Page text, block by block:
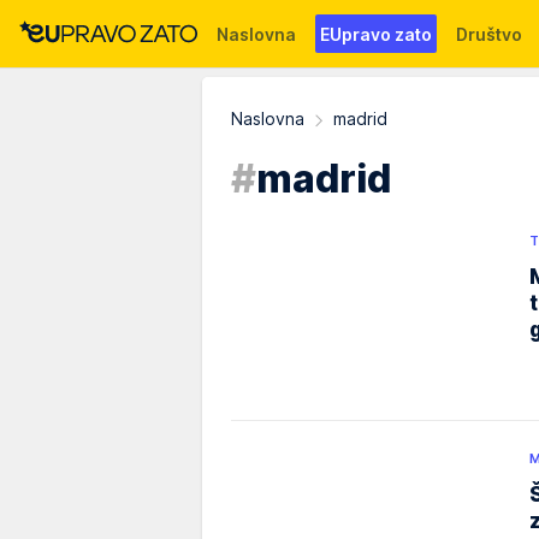
Naslovna EUpravo zato Društvo
Naslovna
madrid
#madrid